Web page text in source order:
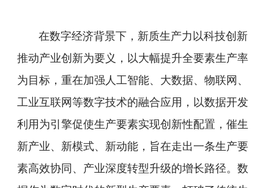
在数字经济背景下，新质生产力以科技创新
推动产业创新为要义，以大幅提升全要素生产率
为目标，重在加强人工智能、大数据、物联网、
工业互联网等数字技术的融合应用，以数据开发
利用为引擎促使生产要素实现创新性配置，催生
新产业、新模式、新动能，旨在走出一条生产要
素高效协同、产业深度转型升级的增长路径。数